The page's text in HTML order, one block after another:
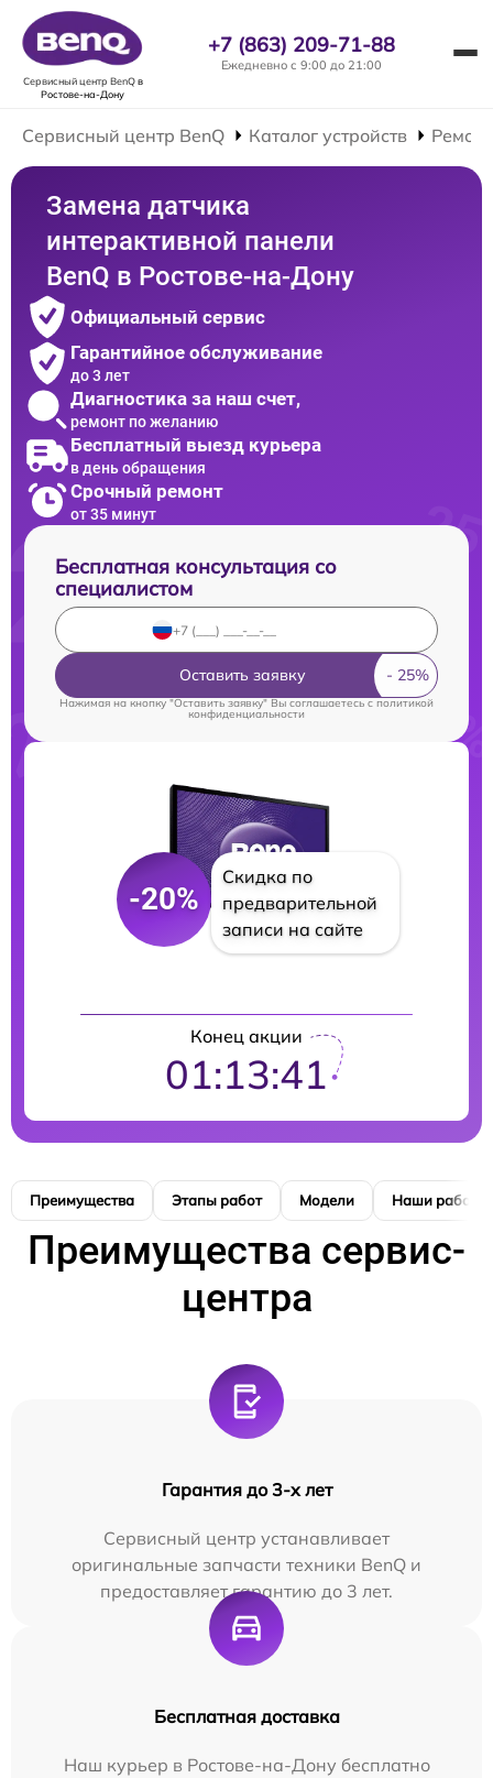
Сервисный центр BenQв
Ростове-на-Дону
+7 (863) 209-71-88
Ежедневно с 9:00 до 21:00
Сервисный центр BenQ Каталог устройств
Замена датчика
интерактивной панели
BenQ в Ростове-на-Дону
Официальный сервис
Гарантийное обслуживание
до 3 лет
Диагностика за наш счет,
ремонт по желанию
Бесплатный выезд курьера
в день обращения
Срочный ремонт
от 35 минут
Бесплатная консультация со
специалистом
Оставить заявку
Нажимая на кнопку "Оставить заявку" Вы соглашаетесь cполитикой
конфиденциальности
-20%
Скидка по
предварительной
записи на сайте
Конец акции
01:13:41
Преимущества Этапы работ Модели Наши работы
Преимущества сервис-
центра
Гарантия до 3-х лет
Сервисный центр устанавливает
оригинальные запчасти техники BenQ и
предоставляет гарантию до 3 лет.
Бесплатная доставка
Наш курьер в Ростове-на-Дону бесплатно